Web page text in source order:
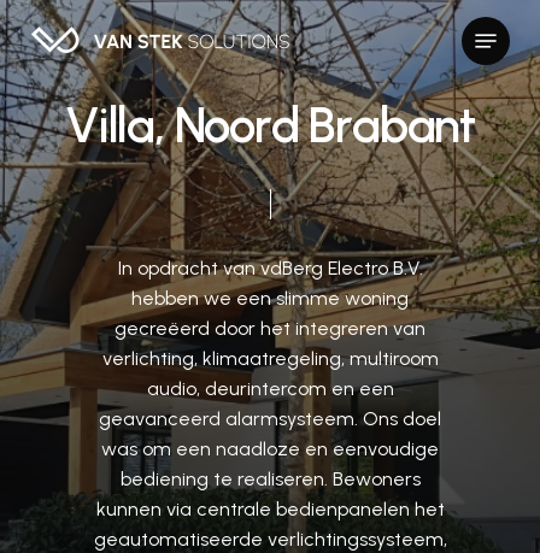
Skip
to
main
content
Menu
Villa,NoordBrabant
In opdracht van vdBerg Electro B.V.
hebben we een slimme woning
gecreëerd door het integreren van
verlichting, klimaatregeling, multiroom
audio, deurintercom en een
geavanceerd alarmsysteem. Ons doel
was om een naadloze en eenvoudige
bediening te realiseren. Bewoners
kunnen via centrale bedienpanelen het
geautomatiseerde verlichtingssysteem,
Close
Menu